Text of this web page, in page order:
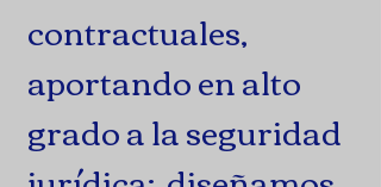
contractuales,
aportando en alto
grado a la seguridad